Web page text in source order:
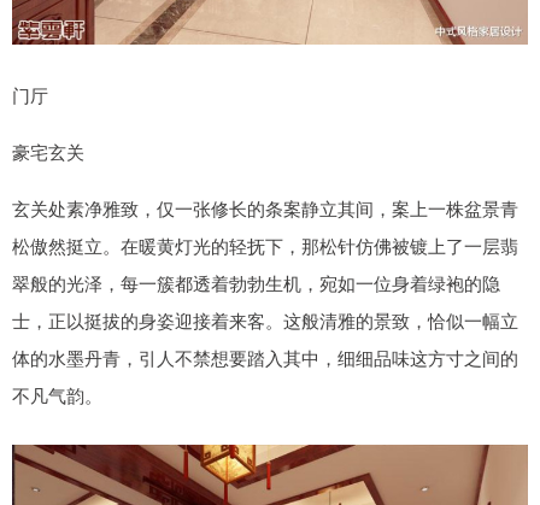
门厅
豪宅玄关
玄关处素净雅致，仅一张修长的条案静立其间，案上一株盆景青
松傲然挺立。在暖黄灯光的轻抚下，那松针仿佛被镀上了一层翡
翠般的光泽，每一簇都透着勃勃生机，宛如一位身着绿袍的隐
士，正以挺拔的身姿迎接着来客。这般清雅的景致，恰似一幅立
体的水墨丹青，引人不禁想要踏入其中，细细品味这方寸之间的
不凡气韵。